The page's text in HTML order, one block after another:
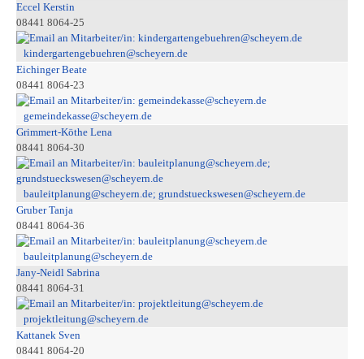
Eccel Kerstin
08441 8064-25
kindergartengebuehren@scheyern.de
Eichinger Beate
08441 8064-23
gemeindekasse@scheyern.de
Grimmert-Köthe Lena
08441 8064-30
bauleitplanung@scheyern.de; grundstueckswesen@scheyern.de
Gruber Tanja
08441 8064-36
bauleitplanung@scheyern.de
Jany-Neidl Sabrina
08441 8064-31
projektleitung@scheyern.de
Kattanek Sven
08441 8064-20